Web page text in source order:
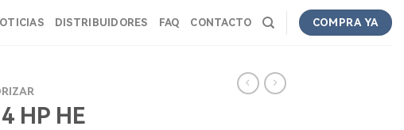
DISTRIBUIDORES FAQ CONTACTO COMPRA YA
HP HE